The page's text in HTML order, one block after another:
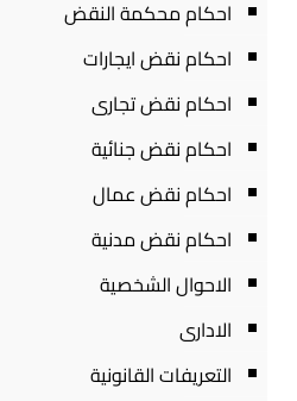
احكام محكمة النقض
احكام نقض ايجارات
احكام نقض تجارى
احكام نقض جنائية
احكام نقض عمال
احكام نقض مدنية
الاحوال الشخصية
الادارى
التعريفات القانونية